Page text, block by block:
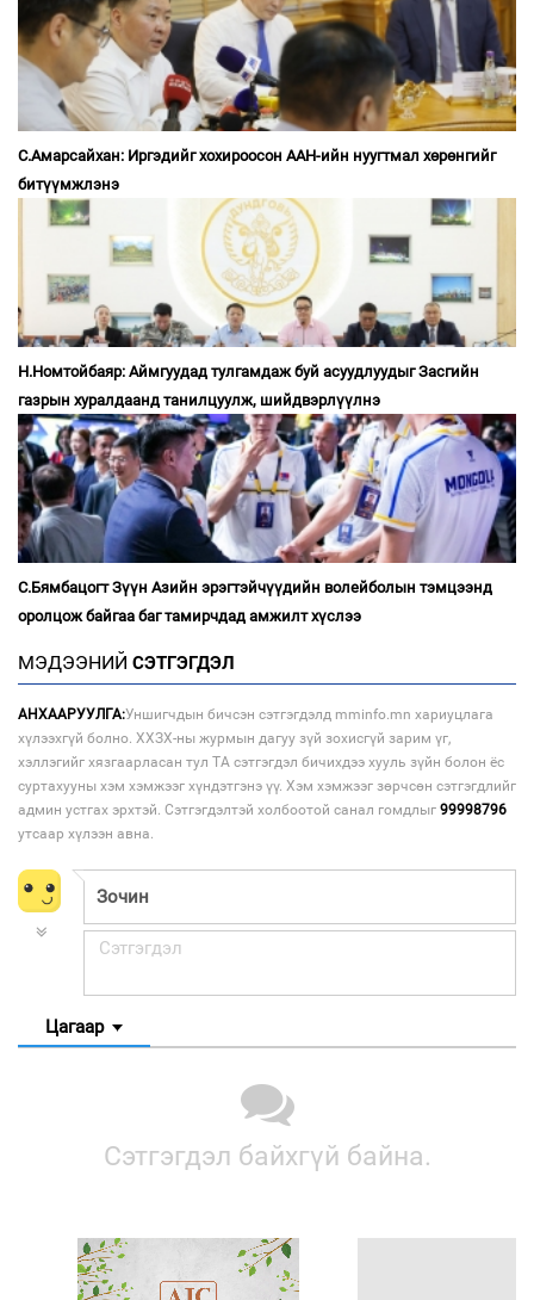
С.Амарсайхан: Иргэдийг хохироосон ААН-ийн нуугтмал хөрөнгийг
битүүмжлэнэ
Н.Номтойбаяр: Аймгуудад тулгамдаж буй асуудлуудыг Засгийн
газрын хуралдаанд танилцуулж, шийдвэрлүүлнэ
С.Бямбацогт Зүүн Азийн эрэгтэйчүүдийн волейболын тэмцээнд
оролцож байгаа баг тамирчдад амжилт хүслээ
МЭДЭЭНИЙ СЭТГЭГДЭЛ
АНХААРУУЛГА:Уншигчдын бичсэн сэтгэгдэлд mminfo.mn хариуцлага
хүлээхгүй болно. ХХЗХ-ны журмын дагуу зүй зохисгүй зарим үг,
хэллэгийг хязгаарласан тул ТА сэтгэгдэл бичихдээ хууль зүйн болон ёс
суртахууны хэм хэмжээг хүндэтгэнэ үү. Хэм хэмжээг зөрчсөн сэтгэгдлийг
админ устгах эрхтэй. Сэтгэгдэлтэй холбоотой санал гомдлыг 99998796
утсаар хүлээн авна.
Цагаар
Сэтгэгдэл байхгүй байна.